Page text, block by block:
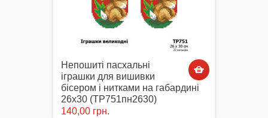
Аксесуари Одягу
Сумки-Шопери
Непошиті пасхальні
іграшки для вишивки
бісером і нитками на габардині
26х30 (ТР751пн2630)
140,00 грн.